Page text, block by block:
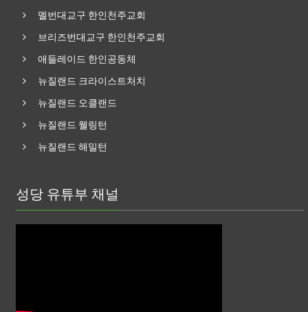
멜번대교구 한인천주교회
브리즈번대교구 한인천주교회
애들레이드 한인공동체
뉴질랜드 크라이스트처치
뉴질랜드 오클랜드
뉴질랜드 웰링턴
뉴질랜드 해밀턴
성당 유튜부 채널